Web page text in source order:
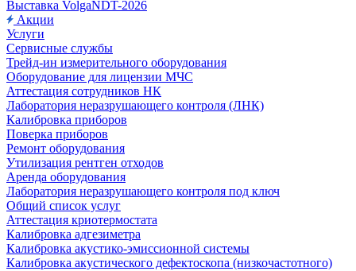
Выставка VolgaNDT-2026
Акции
Услуги
Сервисные службы
Трейд-ин измерительного оборудования
Оборудование для лицензии МЧС
Аттестация сотрудников НК
Лаборатория неразрушающего контроля (ЛНК)
Калибровка приборов
Поверка приборов
Ремонт оборудования
Утилизация рентген отходов
Аренда оборудования
Лаборатория неразрушающего контроля под ключ
Общий список услуг
Аттестация криотермостата
Калибровка адгезиметра
Калибровка акустико-эмиссионной системы
Калибровка акустического дефектоскопа (низкочастотного)